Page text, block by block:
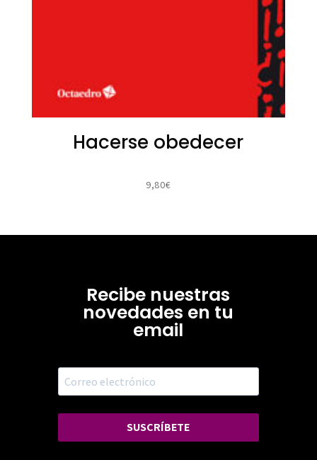
Hacerse obedecer
9,80€
Recibe nuestras
novedades en tu
email
SUSCRÍBETE